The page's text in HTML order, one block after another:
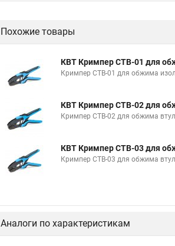
Похожие товары
КВТ Кримпер CTB-01 для
Кримпер CTB-01 для обжима
КВТ Кримпер CTB-02 для
Кримпер CTB-02 для обжима
КВТ Кримпер CTB-03 для
Кримпер CTB-03 для обжима
Аналоги по характеристикам